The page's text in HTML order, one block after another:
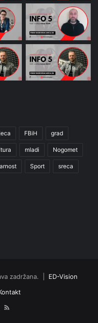
FBiH grad
mladi Nogomet
Sport sreca
zadržana. | ED-Vision